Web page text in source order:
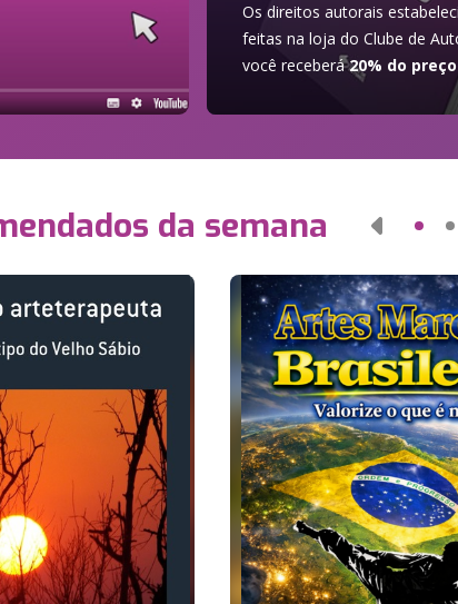
Os direitos autorais
feitas na loja do Clube de
você receberá20% do
da semana